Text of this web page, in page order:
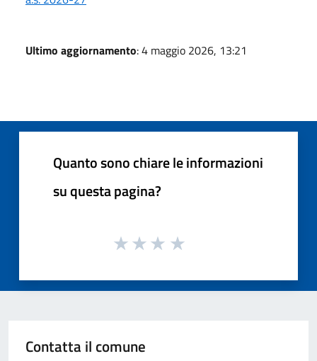
Ultimo aggiornamento: 4 maggio 2026, 13:21
Quanto sono chiare le informazioni
su questa pagina?
Contatta il comune